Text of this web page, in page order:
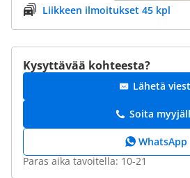
Liikkeen ilmoitukset 45 kpl
Kysyttävää kohteesta?
Lähetä
Soita
WhatsApp
Paras aika tavoitella: 10-21